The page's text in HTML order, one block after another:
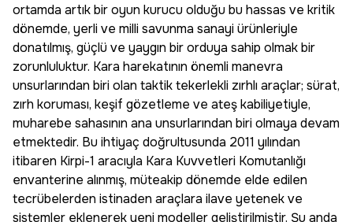
ortamda artık bir oyun kurucu olduğu bu hassas ve kritik
dönemde, yerli ve milli savunma sanayi ürünleriyle
donatılmış, güçlü ve yaygın bir orduya sahip olmak bir
zorunluluktur. Kara harekatının önemli manevra
unsurlarından biri olan taktik tekerlekli zırhlı araçlar; sürat,
zırh koruması, keşif gözetleme ve ateş kabiliyetiyle,
muharebe sahasının ana unsurlarından biri olmaya devam
etmektedir. Bu ihtiyaç doğrultusunda 2011 yılından
itibaren Kirpi-1 aracıyla Kara Kuvvetleri Komutanlığı
envanterine alınmış, müteakip dönemde elde edilen
tecrübelerden istinaden araçlara ilave yetenek ve
sistemler eklenerek yeni modeller geliştirilmiştir. Şu anda